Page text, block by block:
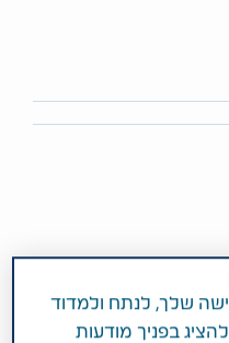
Share
שלך, לנתח ולמדוד
בפניך מודעות